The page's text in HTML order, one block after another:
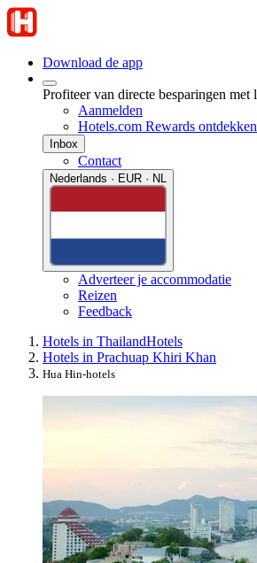
Download de app
Profiteer van directe besparingen met
Aanmelden
Hotels.com Rewards ontdekken
Inbox
Contact
Nederlands · EUR · NL
Adverteer je accommodatie
Reizen
Feedback
Hotels in ThailandHotels
Hotels in Prachuap Khiri Khan
Hua Hin-hotels